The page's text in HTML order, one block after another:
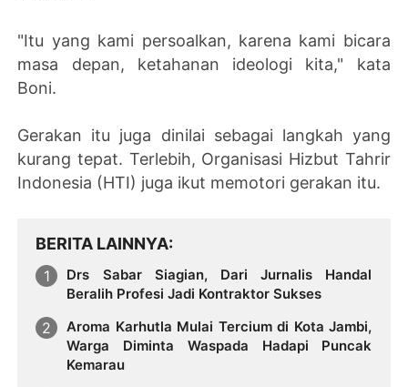
"Itu yang kami persoalkan, karena kami bicara
masa depan, ketahanan ideologi kita," kata
Boni.
Gerakan itu juga dinilai sebagai langkah yang
kurang tepat. Terlebih, Organisasi Hizbut Tahrir
Indonesia (HTI) juga ikut memotori gerakan itu.
BERITA LAINNYA
Drs Sabar Siagian, Dari Jurnalis Handal
Beralih Profesi Jadi Kontraktor Sukses
Aroma Karhutla Mulai Tercium di Kota Jambi,
Warga Diminta Waspada Hadapi Puncak
Kemarau